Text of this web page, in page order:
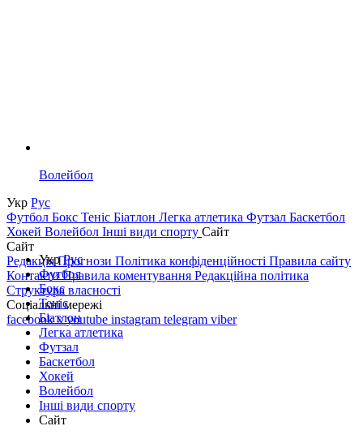
Волейбол
Укр Рус
Футбол Бокс Теніс Біатлон Легка атлетика Футзал Баскетбол
Хокей Волейбол Інші види спорту Сайт
Сайт
РедакціяПрогнози Політика конфіденційності Правила сайту
КонтактиПравила коментування Редакційна політика
Структура власності
Соціальні мережі
facebookxyoutube instagram telegram viber
УкрРус
Футбол
Бокс
Теніс
Біатлон
Легка атлетика
Футзал
Баскетбол
Хокей
Волейбол
Інші види спорту
Сайт